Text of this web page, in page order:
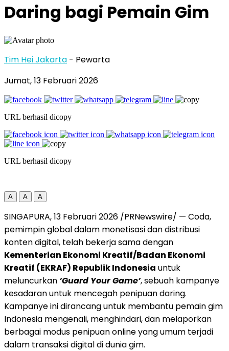
Daring bagi Pemain Gim
Tim Hei Jakarta - Pewarta
Jumat, 13 Februari 2026
URL berhasil dicopy
URL berhasil dicopy
A A A
SINGAPURA, 13 Februari 2026 /PRNewswire/ — Coda,
pemimpin global dalam monetisasi dan distribusi
konten digital, telah bekerja sama dengan
Kementerian Ekonomi Kreatif/Badan Ekonomi
Kreatif (EKRAF) Republik Indonesia untuk
meluncurkan ‘Guard Your Game’, sebuah kampanye
kesadaran untuk mencegah penipuan daring.
Kampanye ini dirancang untuk membantu pemain gim
Indonesia mengenali, menghindari, dan melaporkan
berbagai modus penipuan online yang umum terjadi
dalam transaksi digital di dunia gim.